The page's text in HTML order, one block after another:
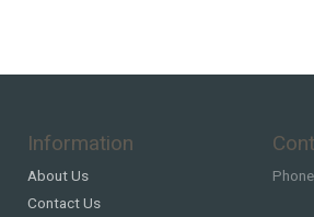
Information
About Us
Contact Us